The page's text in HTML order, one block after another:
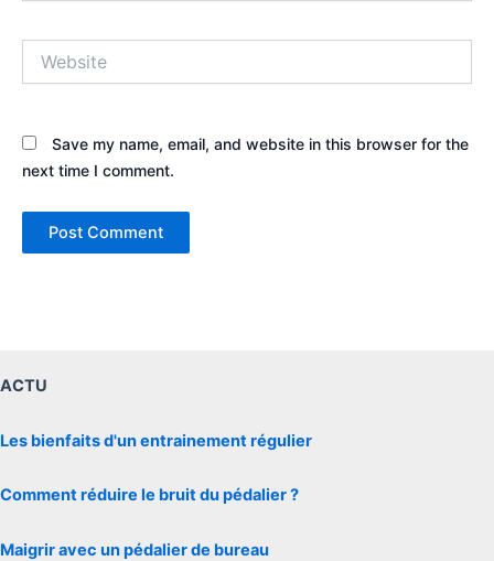
Save my name, email, and website in this browser for the
next time I comment.
ACTU
Les bienfaits d'un entrainement régulier
Comment réduire le bruit du pédalier ?
Maigrir avec un pédalier de bureau